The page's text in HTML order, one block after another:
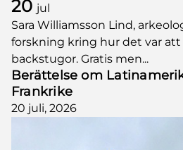
20 jul
Sara Williamsson Lind,
forskning kring hur det var att
backstugor. Gratis men...
Berättelse om
Frankrike
20 juli, 2026